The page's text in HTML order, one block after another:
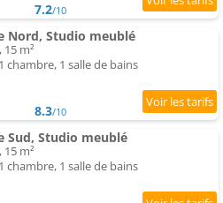
7.2/10
Nord, Studio meublé
m²
chambre, 1 salle de bains
8.3/10
Sud, Studio meublé
m²
chambre, 1 salle de bains